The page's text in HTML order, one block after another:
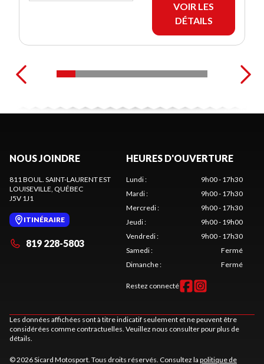
VOIR LES
DÉTAILS
NOUS JOINDRE
811 BOUL. SAINT-LAURENT EST
LOUISEVILLE, QUÉBEC
J5V 1J1
ITINÉRAIRE
819 228-5803
HEURES D'OUVERTURE
Lundi:
9h00 - 17h30
Mardi:
9h00 - 17h30
Mercredi:
9h00 - 17h30
Jeudi:
9h00 - 19h00
Vendredi:
9h00 - 17h30
Samedi:
Fermé
Dimanche: Fermé
Restez connecté
Les données affichées sont à titre indicatif seulement et ne peuvent être
considérées comme contractuelles. Veuillez nous consulter pour plus de
détails.
© 2026 Sicard Motosport. Tous droits réservés. Consultez la politique de